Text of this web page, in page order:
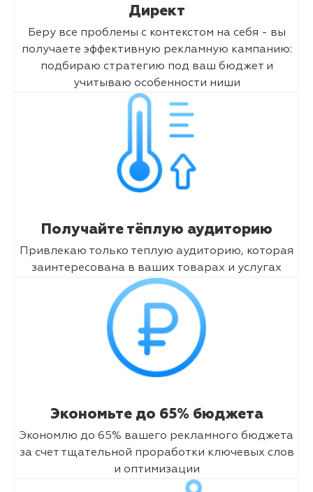
Директ
Беру все проблемы с контекстом на себя - вы
получаете эффективную рекламную кампанию:
подбираю стратегию под ваш бюджет и
учитываю особенности ниши
Получайте тёплую аудиторию
Привлекаю только теплую аудиторию, которая
заинтересована в ваших товарах и услугах
Экономьте до 65% бюджета
Экономлю до 65% вашего рекламного бюджета
за счет тщательной проработки ключевых слов
и оптимизации